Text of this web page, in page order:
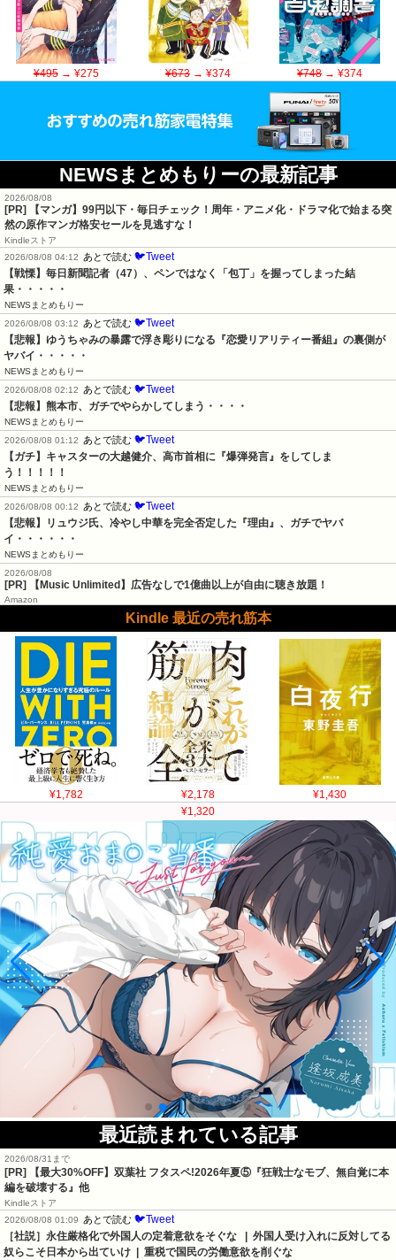
¥495→ ¥275 ¥673→ ¥374 ¥748→ ¥374
NEWSまとめもりーの最新記事
2026/08/08
[PR] 【マンガ】99円以下・毎日チェック！周年・アニメ化・ドラマ化で始まる突
然の原作マンガ格安セールを見逃すな！
Kindleストア
2026/08/08 04:12 あとで読む 🐦Tweet
【戦慄】毎日新聞記者（47）、ペンではなく「包丁」を握ってしまった結
果・・・・・
NEWSまとめもりー
2026/08/08 03:12 あとで読む 🐦Tweet
【悲報】ゆうちゃみの暴露で浮き彫りになる『恋愛リアリティー番組』の裏側が
ヤバイ・・・・・
NEWSまとめもりー
2026/08/08 02:12 あとで読む 🐦Tweet
【悲報】熊本市、ガチでやらかしてしまう・・・・
NEWSまとめもりー
2026/08/08 01:12 あとで読む 🐦Tweet
【ガチ】キャスターの大越健介、高市首相に『爆弾発言』をしてしま
う！！！！！
NEWSまとめもりー
2026/08/08 00:12 あとで読む 🐦Tweet
【悲報】リュウジ氏、冷やし中華を完全否定した『理由』、ガチでヤバ
イ・・・・・・
NEWSまとめもりー
2026/08/08
[PR] 【Music Unlimited】広告なしで1億曲以上が自由に聴き放題！
Amazon
Kindle 最近の売れ筋本
¥1,782 ¥2,178
¥1,430
¥1,320
最近読まれている記事
2026/08/31まで
[PR] 【最大30%OFF】双葉社 フタスペ!2026年夏⑤『狂戦士なモブ、無自覚に本
編を破壊する』他
Kindleストア
2026/08/08 01:09
あとで読む 🐦Tweet
［社説］永住厳格化で外国人の定着意欲をそぐな   |  外国人受け入れに反対してる
奴らこそ日本から出ていけ  |  重税で国民の労働意欲を削ぐな